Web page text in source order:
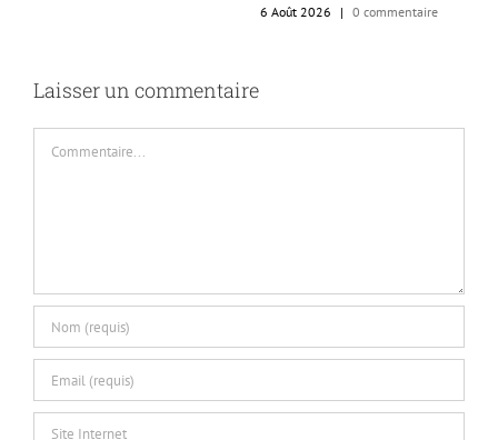
6 Août 2026
| 0 commentaire
Laisser un commentaire